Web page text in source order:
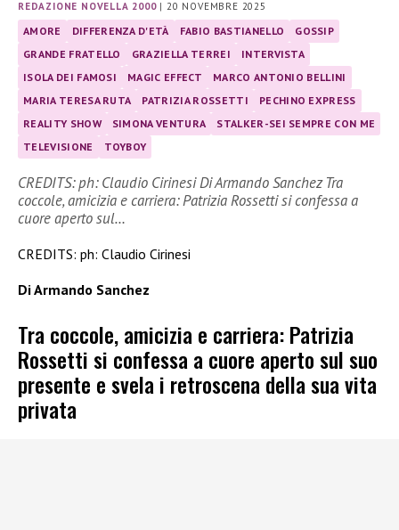
REDAZIONE NOVELLA 2000|20 NOVEMBRE 2025
AMORE DIFFERENZA D'ETÀ FABIO BASTIANELLO
GOSSIP
GRANDE FRATELLO
GRAZIELLA TERREI
INTERVISTA
ISOLA DEI FAMOSI
MAGIC EFFECT
MARCO ANTONIO BELLINI
MARIA TERESA RUTA
PATRIZIA ROSSETTI
PECHINO EXPRESS
REALITY SHOW
SIMONA VENTURA
STALKER-SEI SEMPRE CON ME
TELEVISIONE
TOYBOY
CREDITS: ph: Claudio Cirinesi Di Armando Sanchez Tra
coccole, amicizia e carriera: Patrizia Rossetti si confessa a
cuore aperto sul…
CREDITS: ph: Claudio Cirinesi
Di Armando Sanchez
Tra coccole, amicizia e carriera: Patrizia
Rossetti si confessa a cuore aperto sul suo
presente e svela i retroscena della sua vita
privata